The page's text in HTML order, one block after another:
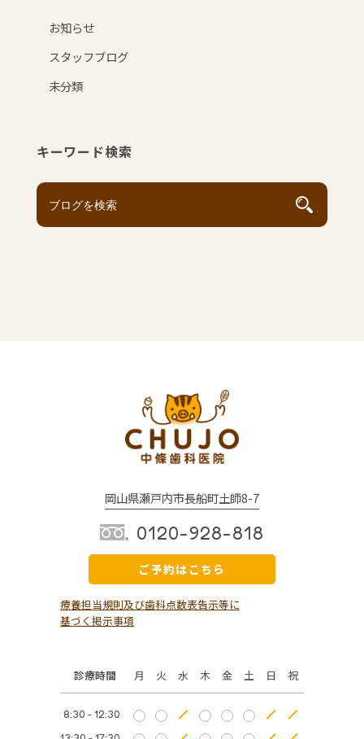
お知らせ
スタッフブログ
未分類
キーワード検索
岡山県瀬戸内市長船町土師8-7
0120-928-818
ご予約はこちら
診療時間 月 火 水 木 金 土 日 祝
8:30 - 12:30
療養担当規則及び歯科点数表告示等に
基づく掲示事項